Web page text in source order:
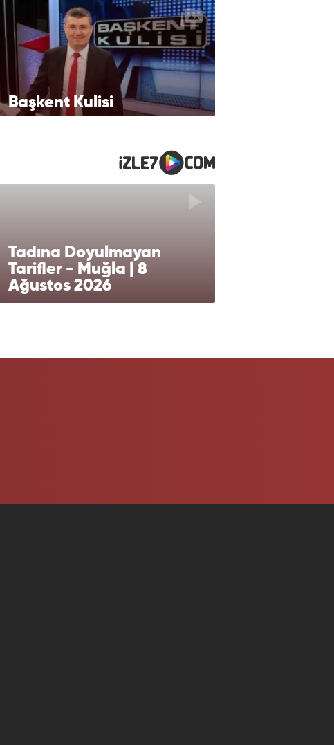
Başkent Kulisi
Tadına Doyulmayan
Tarifler - Muğla | 8
Ağustos 2026